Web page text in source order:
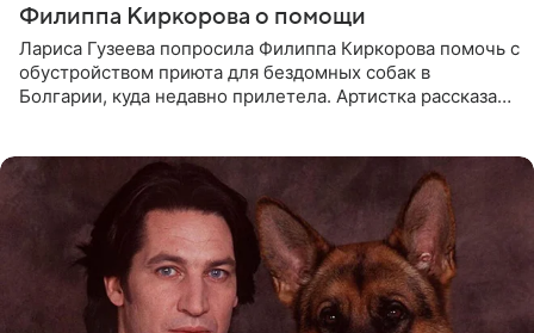
Филиппа Киркорова о помощи
Лариса Гузеева попросила Филиппа Киркорова помочь с
обустройством приюта для бездомных собак в
Болгарии, куда недавно прилетела. Артистка рассказала